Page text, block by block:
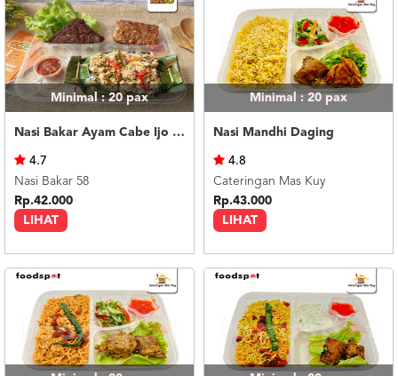
Minimal : 20pax
Nasi Bakar Ayam Cabe Ijo + Tahu Tempe
LIHAT
4.7
Nasi Bakar 58
Rp.42.000
Minimal : 20pax
Nasi Mandhi Daging
LIHAT
4.8
Cateringan Mas Kuy
Rp.43.000